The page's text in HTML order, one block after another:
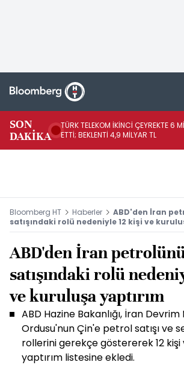
SON
DAKİKA
TÜRK TELEKOM İKİNCİ ÇEYREKTE 6
ETTİ; BEKLENTİ 4,9 MİLYAR TL
Bloomberg HT Haberler
ABD'den İran
satışındaki rolü nedeniyle 12 kişi ve
ABD'den İran
satışındaki rolü
ve kuruluşa yaptırım
ABD Hazine Bakanlığı, İran Devrim
Ordusu'nun Çin'e petrol satışı ve
rollerini gerekçe göstererek 12 kişi
yaptırım listesine ekledi.